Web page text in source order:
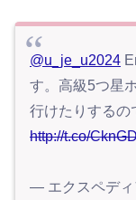
@u_je_u2024
す。高級5つ星
行けたりする
http://t.co/
— エクスペディ